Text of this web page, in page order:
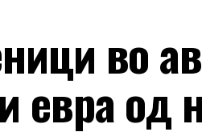
во
евра од